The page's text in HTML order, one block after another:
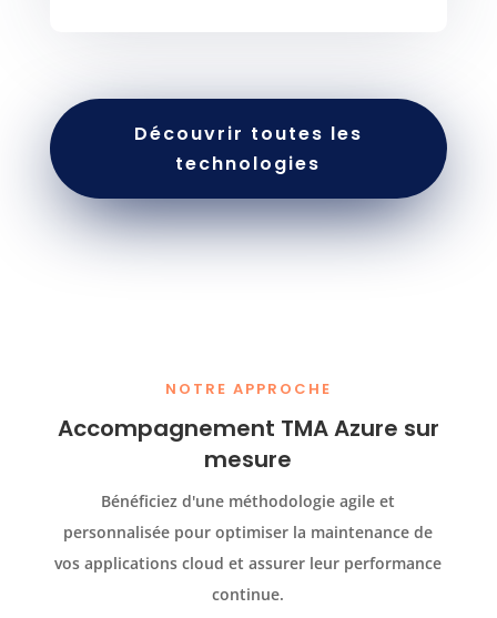
Découvrir toutes les
technologies
NOTRE APPROCHE
Accompagnement TMA Azure sur
mesure
Bénéficiez d'une méthodologie agile et
personnalisée pour optimiser la maintenance de
vos applications cloud et assurer leur performance
continue.